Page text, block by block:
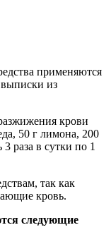
применяются
выписки из
крови
50 г лимона, 200
раза в сутки по 1
так как
кровь.
следующие